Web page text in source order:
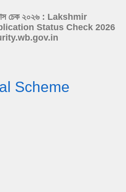
চেক ২০২৬ : Lakshmir
Status Check 2026
Scheme